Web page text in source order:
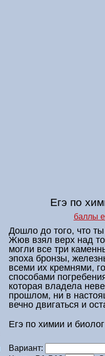
Егэ по
баллы
Дошло до того, что
Жюв взял верх над
могли все три
эпоха бронзы,
всеми их кремнями,
способами
которая владела
прошлом, ни в
вечно двигаться и
Егэ по химии и
Вариант: